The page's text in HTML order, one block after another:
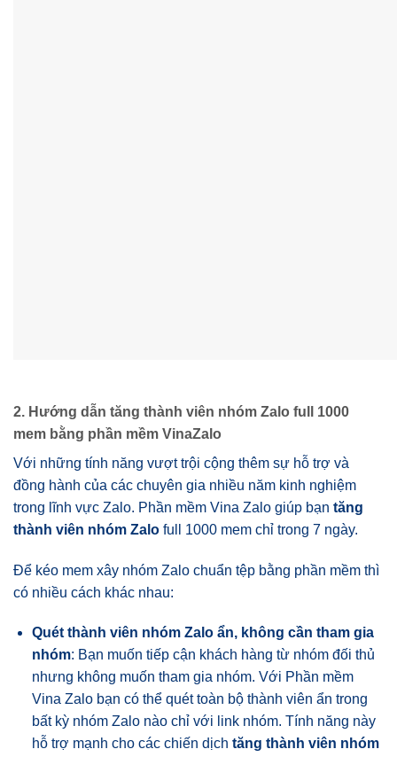
2. Hướng dẫn tăng thành viên nhóm Zalo full 1000
mem bằng phần mềm VinaZalo
Với những tính năng vượt trội cộng thêm sự hỗ trợ và
đồng hành của các chuyên gia nhiều năm kinh nghiệm
trong lĩnh vực Zalo. Phần mềm Vina Zalo giúp bạn tăng
thành viên nhóm Zalo full 1000 mem chỉ trong 7 ngày.
Để kéo mem xây nhóm Zalo chuẩn tệp bằng phần mềm thì
có nhiều cách khác nhau:
Quét thành viên nhóm Zalo ẩn, không cần tham gia
nhóm: Bạn muốn tiếp cận khách hàng từ nhóm đối thủ
nhưng không muốn tham gia nhóm. Với Phần mềm
Vina Zalo bạn có thể quét toàn bộ thành viên ẩn trong
bất kỳ nhóm Zalo nào chỉ với link nhóm. Tính năng này
hỗ trợ mạnh cho các chiến dịch tăng thành viên nhóm